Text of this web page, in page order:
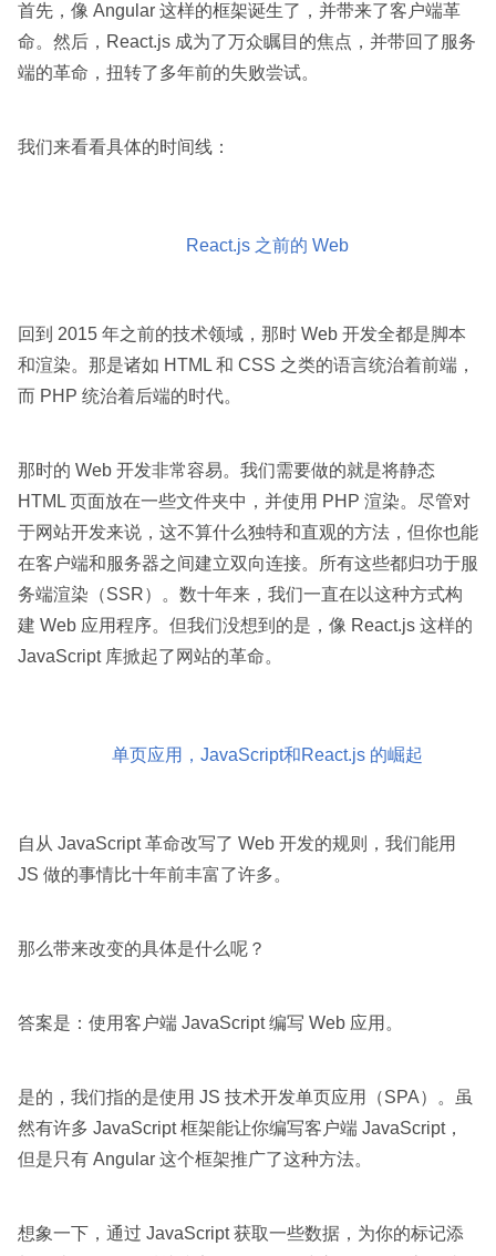
首先，像 Angular 这样的框架诞生了，并带来了客户端革
命。然后，React.js 成为了万众瞩目的焦点，并带回了服务
端的革命，扭转了多年前的失败尝试。
我们来看看具体的时间线：
React.js 之前的 Web
回到 2015 年之前的技术领域，那时 Web 开发全都是脚本
和渲染。那是诸如 HTML 和 CSS 之类的语言统治着前端，
而 PHP 统治着后端的时代。
那时的 Web 开发非常容易。我们需要做的就是将静态
HTML 页面放在一些文件夹中，并使用 PHP 渲染。尽管对
于网站开发来说，这不算什么独特和直观的方法，但你也能
在客户端和服务器之间建立双向连接。所有这些都归功于服
务端渲染（SSR）。数十年来，我们一直在以这种方式构
建 Web 应用程序。但我们没想到的是，像 React.js 这样的
JavaScript 库掀起了网站的革命。
单页应用，JavaScript和React.js 的崛起
自从 JavaScript 革命改写了 Web 开发的规则，我们能用
JS 做的事情比十年前丰富了许多。
那么带来改变的具体是什么呢？
答案是：使用客户端 JavaScript 编写 Web 应用。
是的，我们指的是使用 JS 技术开发单页应用（SPA）。虽
然有许多 JavaScript 框架能让你编写客户端 JavaScript，
但是只有 Angular 这个框架推广了这种方法。
想象一下，通过 JavaScript 获取一些数据，为你的标记添